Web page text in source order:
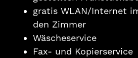
gratis WLAN/Internet
den Zimmer
Wäscheservice
Fax- und Kopierservice